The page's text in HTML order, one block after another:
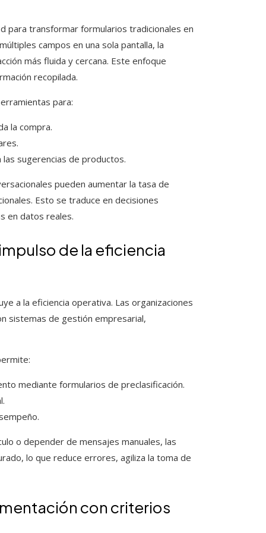
para transformar formularios tradicionales en
campos en una sola pantalla, la
más fluida y cercana. Este enfoque
recopilada.
para:
la compra.
sugerencias de productos.
pueden aumentar la tasa de
Esto se traduce en decisiones
en datos reales.
de la eficiencia
a la eficiencia operativa. Las organizaciones
sistemas de gestión empresarial,
mediante formularios de preclasificación.
o depender de mensajes manuales, las
lo que reduce errores, agiliza la toma de
con criterios